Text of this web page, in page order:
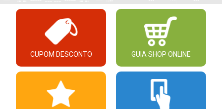
CUPOM DESCONTO GUIA SHOP ONLINE